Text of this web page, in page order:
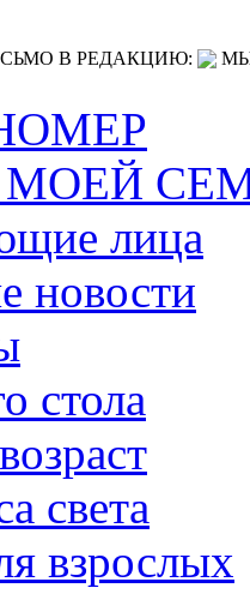
В РЕДАКЦИЮ:
МОЕЙ
лица
новости
стола
света
взрослых